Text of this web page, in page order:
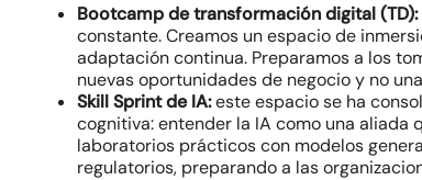
Bootcamp de transformación digital (TD):
constante. Creamos un espacio de
adaptación continua. Preparamos a los
nuevas oportunidades de negocio y no
Skill Sprint de IA:este espacio se ha
cognitiva: entender la IA como una aliada
laboratorios prácticos con modelos
regulatorios, preparando a las